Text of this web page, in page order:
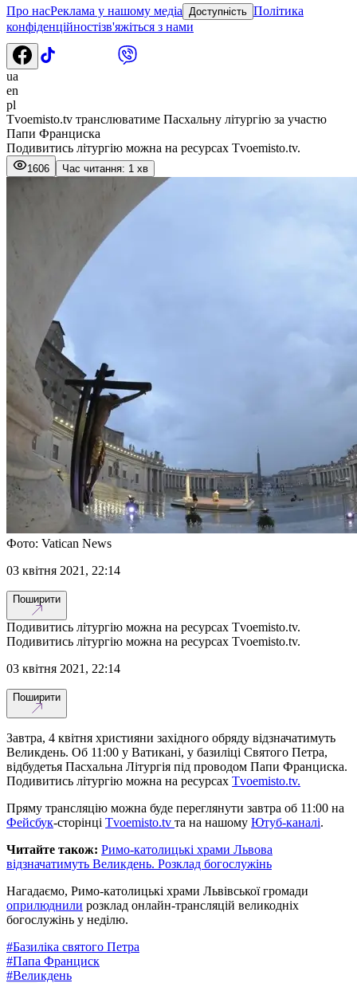
Про насРеклама у нашому медіа Доступність Політика
конфіденційностізв'яжіться з нами
ua
en
pl
Тvoemisto.tv транслюватиме Пасхальну літургію за участю
Папи Франциска
Подивитись літургію можна на ресурсах Тvoemisto.tv.
1606 Час читання: 1 хв
Фото: Vatican News
03 квітня 2021, 22:14
Поширити
Подивитись літургію можна на ресурсах Тvoemisto.tv.
Подивитись літургію можна на ресурсах Тvoemisto.tv.
03 квітня 2021, 22:14
Поширити
Завтра, 4 квітня християни західного обряду відзначатимуть
Великдень. Об 11:00 у Ватикані, у базиліці Святого Петра,
відбудетья Пасхальна Літургія під проводом Папи Франциска.
Подивитись літургію можна на ресурсах Тvoemisto.tv.
Пряму трансляцію можна буде переглянути завтра об 11:00 на
Фейсбук-сторінці Тvoemisto.tv та на нашому Ютуб-каналі.
Читайте також: Римо-католицькі храми Львова
відзначатимуть Великдень. Розклад богослужінь
Нагадаємо, Римо-католицькі храми Львівської громади
оприлюднили розклад онлайн-трансляцій великодніх
богослужінь у неділю.
#Базиліка святого Петра
#Папа Франциск
#Великдень